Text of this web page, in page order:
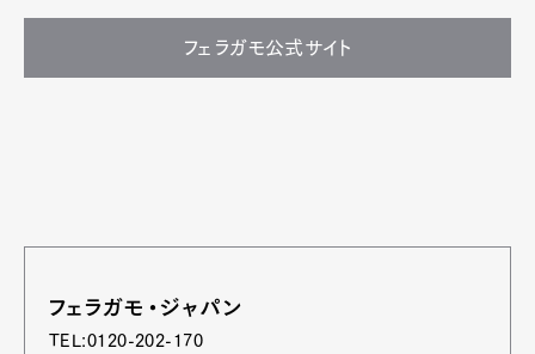
フェラガモ公式サイト
フェラガモ・ジャパン
TEL:0120-202-170